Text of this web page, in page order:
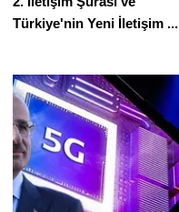
Türkiye'nin Yeni İletişim ...